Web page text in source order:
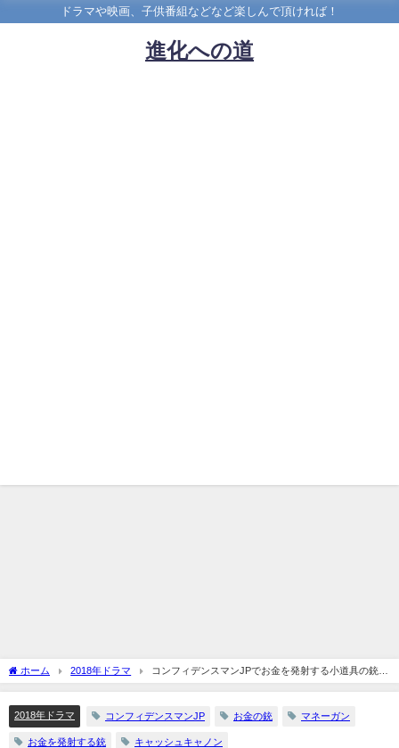
ドラマや映画、子供番組などなど楽しんで頂ければ！
進化への道
ホーム 2018年ドラマ
コンフィデンスマンJPでお金を発射する小道具の銃
(マネーガン)とは何か？
2018年ドラマ コンフィデンスマンJP お金の銃 マネーガン
お金を発射する銃 キャッシュキャノン